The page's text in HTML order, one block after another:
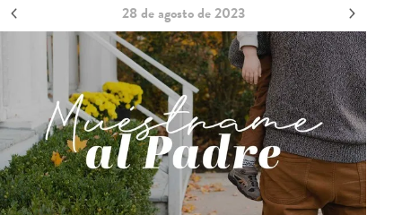
28 de agosto de 2023